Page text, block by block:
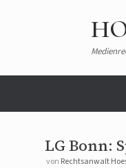
LG Bonn:
von Rechtsanwalt